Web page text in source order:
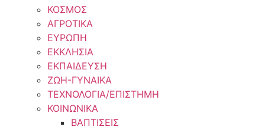
ΚΟΣΜΟΣ
ΑΓΡΟΤΙΚΑ
ΕΥΡΩΠΗ
ΕΚΚΛΗΣΙΑ
ΕΚΠΑΙΔΕΥΣΗ
ΖΩΗ-ΓΥΝΑΙΚΑ
ΤΕΧΝΟΛΟΓΙΑ/ΕΠΙΣΤΗΜΗ
ΚΟΙΝΩΝΙΚΑ
ΒΑΠΤΙΣΕΙΣ